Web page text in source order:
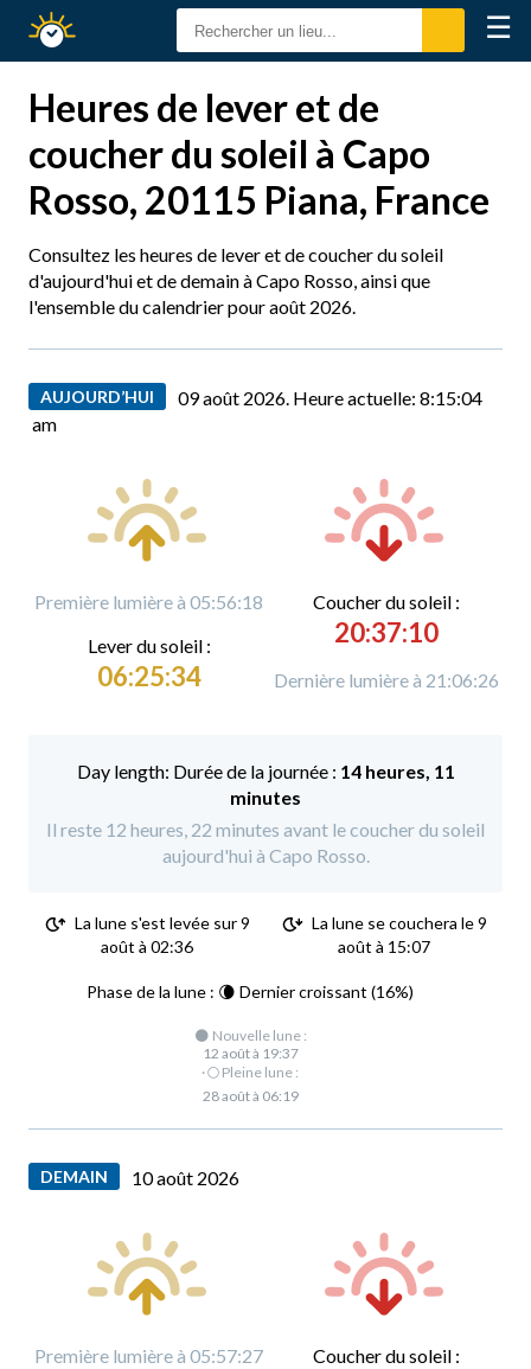
Calendrier
Solaire
☰
Heures de lever et de
coucher du soleil à Capo
Rosso, 20115 Piana, France
Consultez les heures de lever et de coucher du soleil
d'aujourd'hui et de demain à Capo Rosso, ainsi que
l'ensemble du calendrier pour août 2026.
AUJOURD’HUI 09 août 2026. Heure actuelle: 8:15:05
am
Première lumière à 05:56:18
Lever du soleil :
06:25:34
Coucher du soleil :
20:37:10
Dernière lumière à 21:06:26
Durée de la journée : 14 heures, 11
minutes
Il reste 12 heures, 22 minutes avant le coucher du soleil
aujourd'hui à Capo Rosso.
La lune s'est levée sur 9
août à 02:36
La lune se couchera le 9
août à 15:07
Phase de la lune : 🌘 Dernier croissant (16%)
🌑 Nouvelle lune :
12 août à 19:37
·🌕 Pleine lune :
28 août à 06:19
DEMAIN 10 août 2026
Première lumière à 05:57:27
Coucher du soleil :